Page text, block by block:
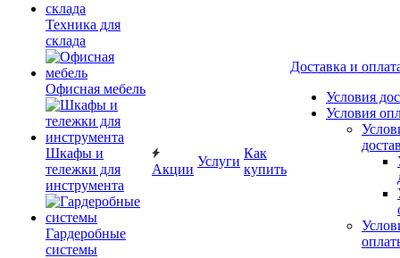
Техника для
склада
Офисная мебель
Шкафы и
тележки для
инструмента
Гардеробные
системы
Акции
Услуги
Как
купить
Доставка и
Условия
Условия